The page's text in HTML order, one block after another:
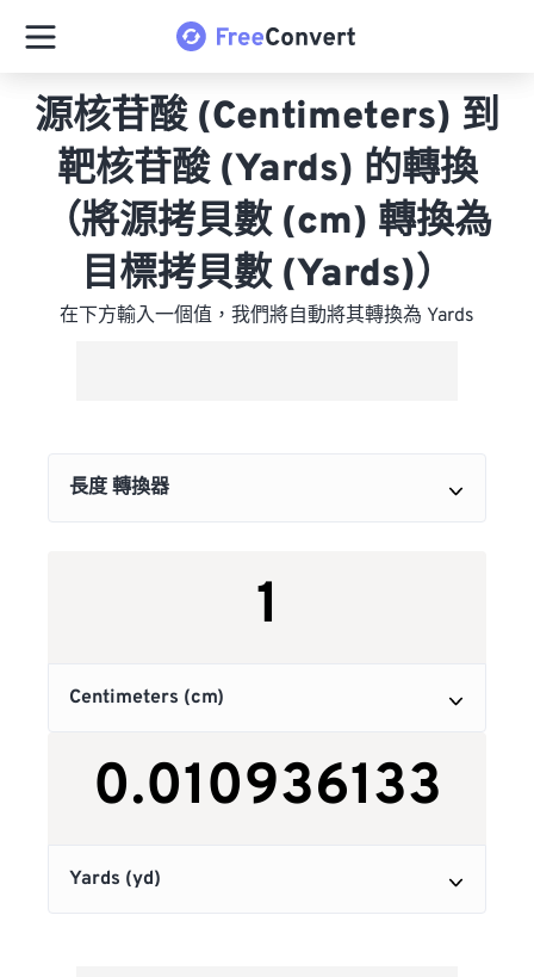
源核苷酸 (Centimeters) 到
靶核苷酸 (Yards) 的轉換
（將源拷貝數 (cm) 轉換為
目標拷貝數 (Yards)）
在下方輸入一個值，我們將自動將其轉換為 Yards